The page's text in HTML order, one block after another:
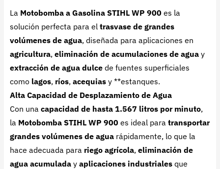
La Motobomba a Gasolina STIHL WP 900 es la
solución perfecta para el trasvase de grandes
volúmenes de agua, diseñada para aplicaciones en
agricultura, eliminación de acumulaciones de agua y
extracción de agua dulce de fuentes superficiales
como lagos, ríos, acequias y **estanques.
Alta Capacidad de Desplazamiento de Agua
Con una capacidad de hasta 1.567 litros por minuto,
la Motobomba STIHL WP 900 es ideal para transportar
grandes volúmenes de agua rápidamente, lo que la
hace adecuada para riego agrícola, eliminación de
agua acumulada y aplicaciones industriales que